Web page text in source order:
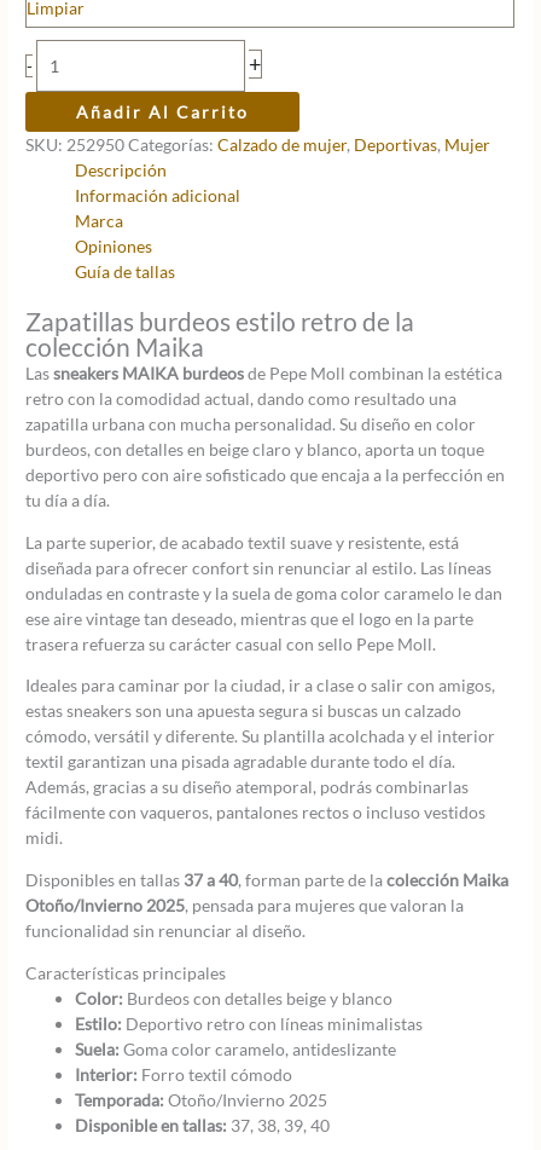
65,00 €.45,50 €.
Limpiar
-
MAIKA
Burdeos
cantidad
+
Añadir Al Carrito
SKU: 252950Categorías:Calzado de mujer, Deportivas, Mujer
Descripción
Información adicional
Marca
Opiniones
Guía de tallas
Zapatillas burdeos estilo retro de la
colección Maika
Lassneakers MAIKA burdeosde Pepe Moll combinan la estética
retro con la comodidad actual, dando como resultado una
zapatilla urbana con mucha personalidad. Su diseño en color
burdeos, con detalles en beige claro y blanco, aporta un toque
deportivo pero con aire sofisticado que encaja a la perfección en
tu día a día.
La parte superior, de acabado textil suave y resistente, está
diseñada para ofrecer confort sin renunciar al estilo. Las líneas
onduladas en contraste y la suela de goma color caramelo le dan
ese aire vintage tan deseado, mientras que el logo en la parte
trasera refuerza su carácter casual con sello Pepe Moll.
Ideales para caminar por la ciudad, ir a clase o salir con amigos,
estas sneakers son una apuesta segura si buscas un calzado
cómodo, versátil y diferente. Su plantilla acolchada y el interior
textil garantizan una pisada agradable durante todo el día.
Además, gracias a su diseño atemporal, podrás combinarlas
fácilmente con vaqueros, pantalones rectos o incluso vestidos
midi.
Disponibles en tallas 37 a 40, forman parte de lacolección Maika
Otoño/Invierno 2025, pensada para mujeres que valoran la
funcionalidad sin renunciar al diseño.
Características principales
Color: Burdeos con detalles beige y blanco
Estilo: Deportivo retro con líneas minimalistas
Suela: Goma color caramelo, antideslizante
Interior: Forro textil cómodo
Temporada: Otoño/Invierno 2025
Disponible en tallas: 37, 38, 39, 40